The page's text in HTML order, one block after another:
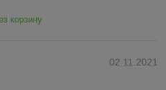
корзину
02.11.2021